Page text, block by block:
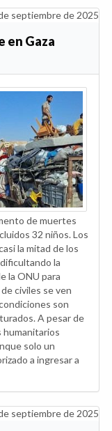
septiembre de 2025
en Gaza
de muertes
32 niños. Los
la mitad de los
la
la ONU para
civiles se ven
son
A pesar de
humanitarios
solo un
a ingresar a
septiembre de 2025